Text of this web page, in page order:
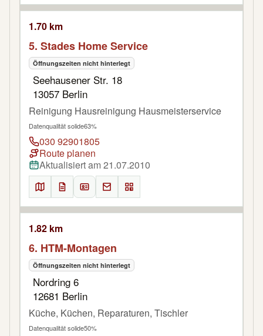
1.70 km
5. Stades Home Service
Öffnungszeiten nicht hinterlegt
Seehausener Str. 18
13057 Berlin
Reinigung Hausreinigung Hausmeisterservice
Datenqualität solide63%
030 92901805
Route planen
Aktualisiert am 21.07.2010
1.82 km
6. HTM-Montagen
Öffnungszeiten nicht hinterlegt
Nordring 6
12681 Berlin
Küche, Küchen, Reparaturen, Tischler
Datenqualität solide50%